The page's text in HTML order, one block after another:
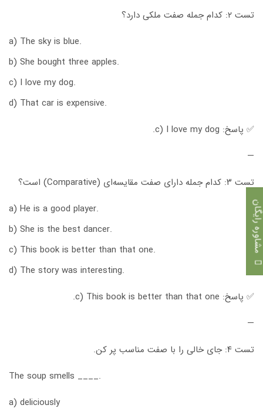
تست ۲: کدام جمله صفت ملکی دارد؟
a) The sky is blue.
b) She bought three apples.
c) I love my dog.
d) That car is expensive.
✅ پاسخ: c) I love my dog.
—
تست ۳: کدام جمله دارای صفت مقایسه‌ای (Comparative) است؟
a) He is a good player.
b) She is the best dancer.
c) This book is better than that one.
d) The story was interesting.
✅ پاسخ: c) This book is better than that one.
—
تست ۴: جای خالی را با صفت مناسب پر کن.
The soup smells ____.
a) deliciously